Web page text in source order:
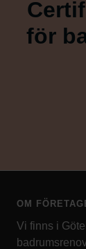
för
OM
Vi finns i